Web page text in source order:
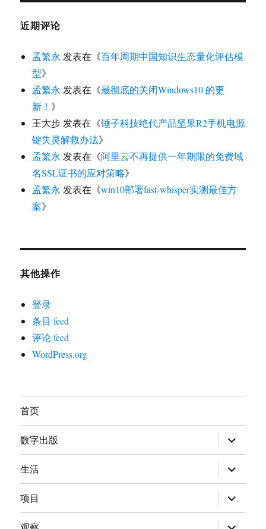
近期评论
孟繁永 发表在《百年周期中国知识生态量化评估模
型》
孟繁永 发表在《最彻底的关闭Windows10 的更
新！ 》
王大步 发表在《锤子科技绝代产品坚果R2手机电源
键失灵解救办法》
孟繁永 发表在《阿里云不再提供一年期限的免费域
名SSL证书的应对策略》
孟繁永 发表在《win10部署fast-whisper实测最佳方
案》
其他操作
登录
条目 feed
评论 feed
WordPress.org
首页
数字出版 展
开
子
菜
单
生活 展
开
子
菜
单
项目 展
开
子
菜展